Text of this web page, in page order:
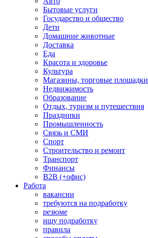
Бытовые услуги
Государство и общество
Дети
Домашние животные
Доставка
Еда
Красота и здоровье
Культура
Магазины, торговые площадки
Недвижимость
Образование
Отдых, туризм и путешествия
Праздники
Промышленность
Связь и СМИ
Спорт
Строительство и ремонт
Транспорт
Финансы
B2B (+офис)
Работа
вакансии
требуются на подработку
резюме
ищу подработку
правила